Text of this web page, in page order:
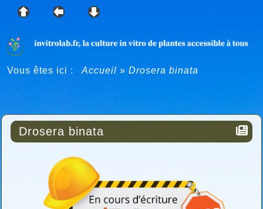
Vous êtes ici : Accueil » Drosera binata
Drosera binata